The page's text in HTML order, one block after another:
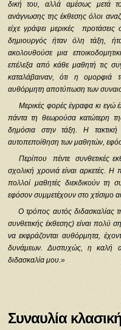
δική του, αλλά αμέσως μετά
ανάγνωσης της έκθεσης όλοι
είχε γράψει μερικές
δημιουργός ήταν όλη τάξη,
ακολουθούσε μια
επέλεξα από κάθε μαθητή τις
καταλάβαιναν, ότι η ομορφιά
αυθόρμητη αποτύπωση των
Μερικές φορές έγραφα κι εγώ
πάντα τη θεωρούσα κατώτερη
δημόσια στην τάξη. Η
αυτοπεποίθηση των μαθητών,
Περίπου πέντε συνθετικές
σχολική χρονιά είναι αρκετές. Η
πολλοί μαθητές διεκδικούν τη
εφόσον συμμετέχουν στο χτίσιμο
Ο τρόπος αυτός διδασκαλίας
συνθετικής έκθεσης) είναι πολύ
να εκφράζονται αυθόρμητα,
δυνάμεων. Δυστυχώς, η καλή
διδασκαλία μου.»
Συναυλία